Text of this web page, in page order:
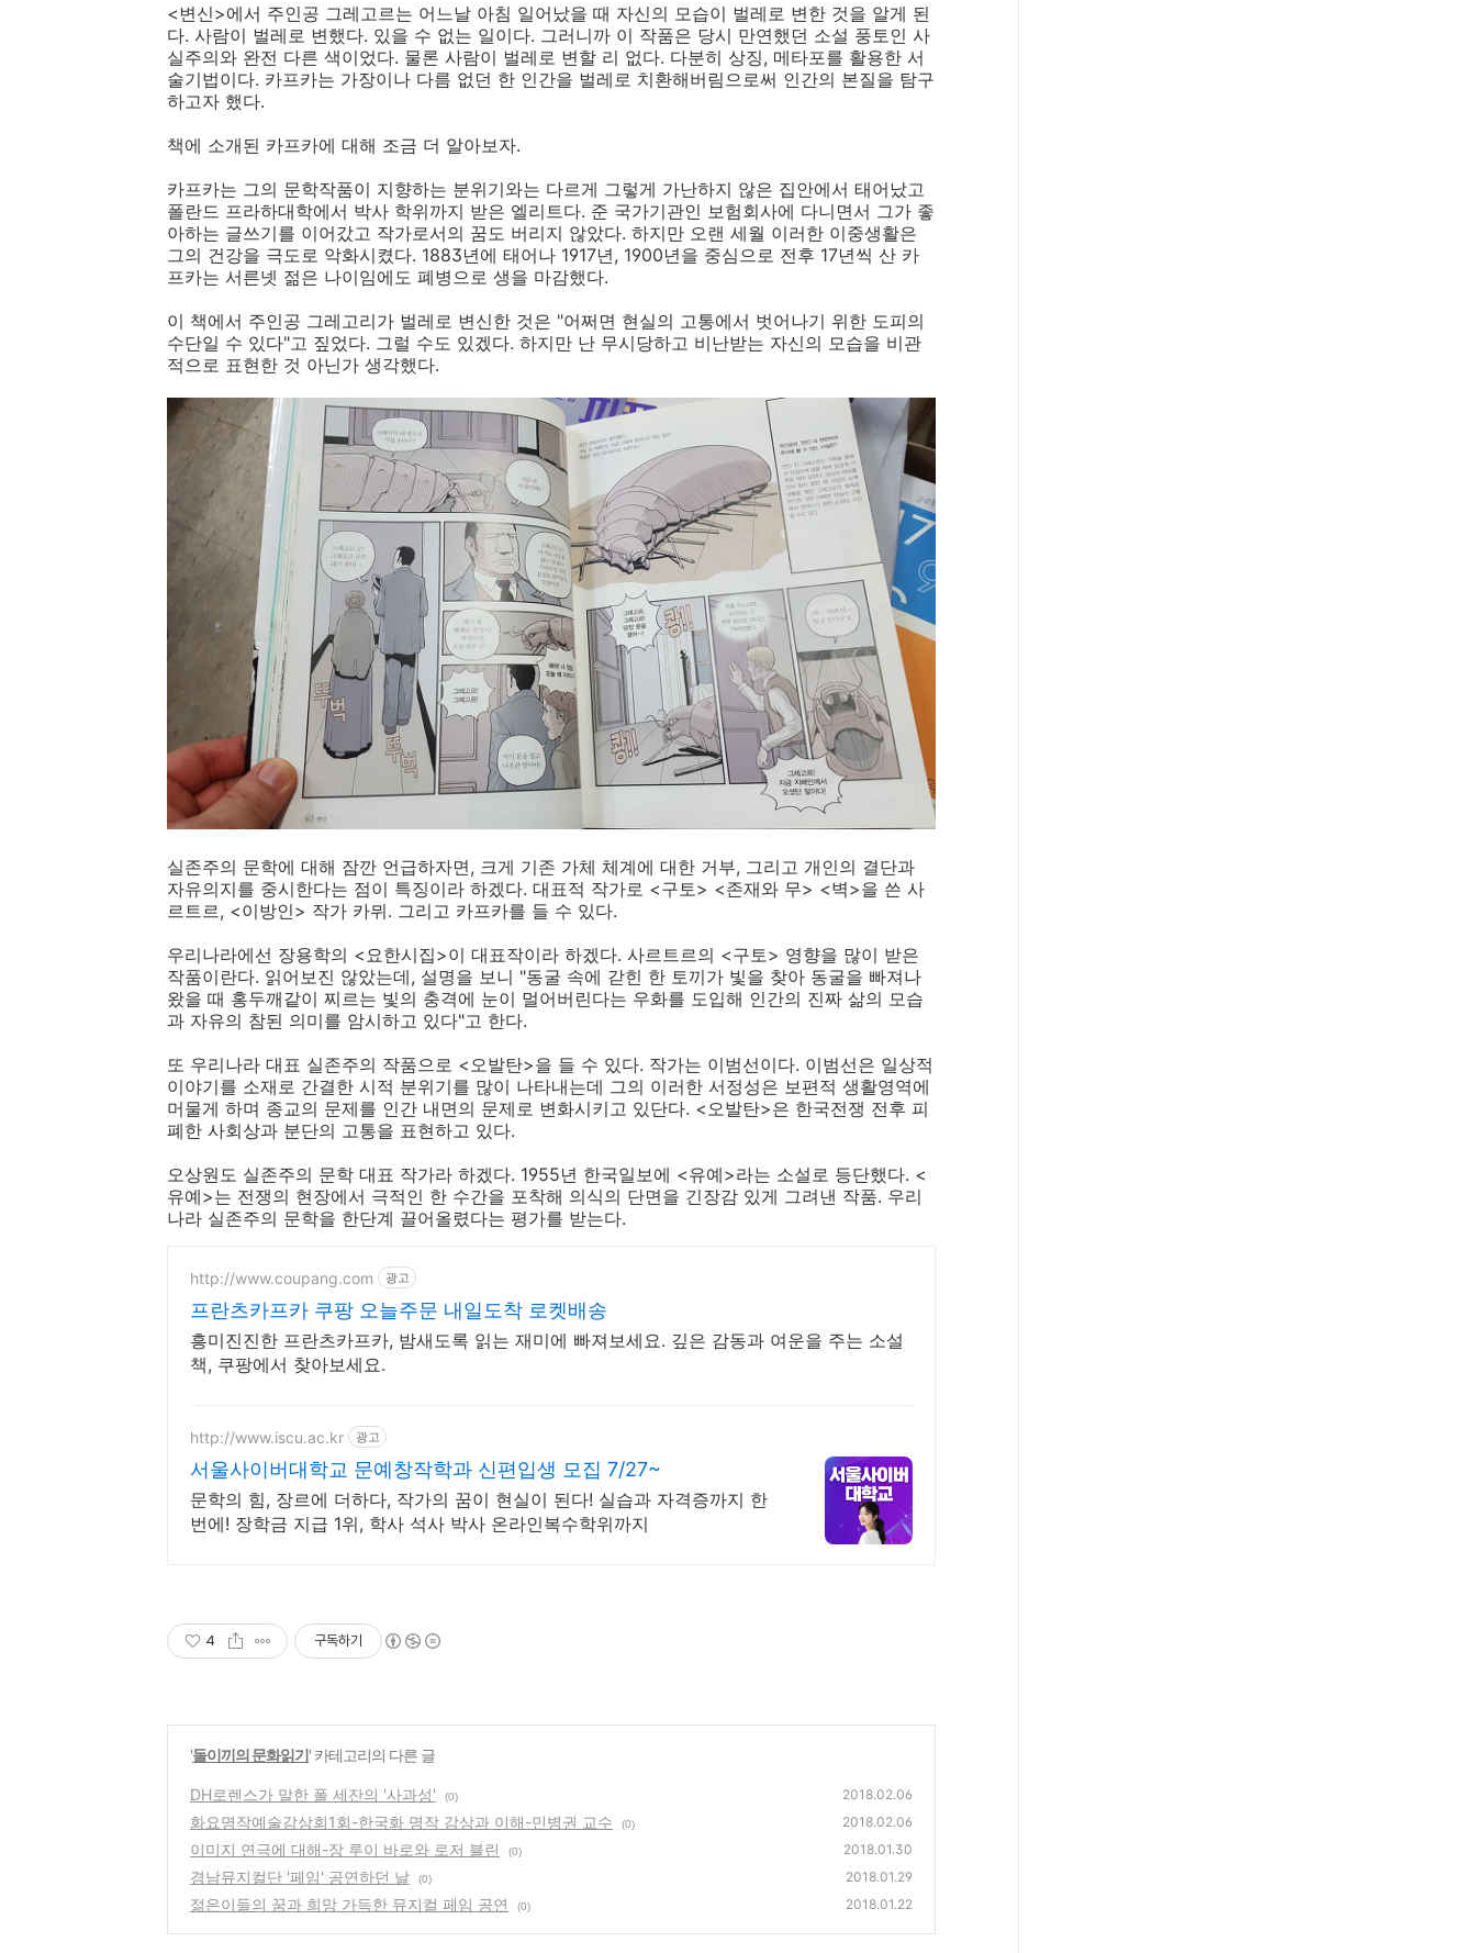
<변신>에서 주인공 그레고르는 어느날 아침 일어났을 때 자신의 모습이 벌레로 변한 것을 알게 된
다. 사람이 벌레로 변했다. 있을 수 없는 일이다. 그러니까 이 작품은 당시 만연했던 소설 풍토인 사
실주의와 완전 다른 색이었다. 물론 사람이 벌레로 변할 리 없다. 다분히 상징, 메타포를 활용한 서
술기법이다. 카프카는 가장이나 다름 없던 한 인간을 벌레로 치환해버림으로써 인간의 본질을 탐구
하고자 했다.
책에 소개된 카프카에 대해 조금 더 알아보자.
카프카는 그의 문학작품이 지향하는 분위기와는 다르게 그렇게 가난하지 않은 집안에서 태어났고
폴란드 프라하대학에서 박사 학위까지 받은 엘리트다. 준 국가기관인 보험회사에 다니면서 그가 좋
아하는 글쓰기를 이어갔고 작가로서의 꿈도 버리지 않았다. 하지만 오랜 세월 이러한 이중생활은
그의 건강을 극도로 악화시켰다. 1883년에 태어나 1917년, 1900년을 중심으로 전후 17년씩 산 카
프카는 서른넷 젊은 나이임에도 폐병으로 생을 마감했다.
이 책에서 주인공 그레고리가 벌레로 변신한 것은 "어쩌면 현실의 고통에서 벗어나기 위한 도피의
수단일 수 있다"고 짚었다. 그럴 수도 있겠다. 하지만 난 무시당하고 비난받는 자신의 모습을 비관
적으로 표현한 것 아닌가 생각했다.
실존주의 문학에 대해 잠깐 언급하자면, 크게 기존 가체 체계에 대한 거부, 그리고 개인의 결단과
자유의지를 중시한다는 점이 특징이라 하겠다. 대표적 작가로 <구토> <존재와 무> <벽>을 쓴 사
르트르, <이방인> 작가 카뮈. 그리고 카프카를 들 수 있다.
우리나라에선 장용학의 <요한시집>이 대표작이라 하겠다. 사르트르의 <구토> 영향을 많이 받은
작품이란다. 읽어보진 않았는데, 설명을 보니 "동굴 속에 갇힌 한 토끼가 빛을 찾아 동굴을 빠져나
왔을 때 홍두깨같이 찌르는 빛의 충격에 눈이 멀어버린다는 우화를 도입해 인간의 진짜 삶의 모습
과 자유의 참된 의미를 암시하고 있다"고 한다.
또 우리나라 대표 실존주의 작품으로 <오발탄>을 들 수 있다. 작가는 이범선이다. 이범선은 일상적
이야기를 소재로 간결한 시적 분위기를 많이 나타내는데 그의 이러한 서정성은 보편적 생활영역에
머물게 하며 종교의 문제를 인간 내면의 문제로 변화시키고 있단다. <오발탄>은 한국전쟁 전후 피
폐한 사회상과 분단의 고통을 표현하고 있다.
오상원도 실존주의 문학 대표 작가라 하겠다. 1955년 한국일보에 <유예>라는 소설로 등단했다. <
유예>는 전쟁의 현장에서 극적인 한 수간을 포착해 의식의 단면을 긴장감 있게 그려낸 작품. 우리
나라 실존주의 문학을 한단계 끌어올렸다는 평가를 받는다.
http://www.coupang.com 광고
프란츠카프카 쿠팡 오늘주문 내일도착 로켓배송
흥미진진한 프란츠카프카, 밤새도록 읽는 재미에 빠져보세요. 깊은 감동과 여운을 주는 소설
책, 쿠팡에서 찾아보세요.
http://www.iscu.ac.kr 광고
서울사이버대학교 문예창작학과 신편입생 모집 7/27~
문학의 힘, 장르에 더하다, 작가의 꿈이 현실이 된다! 실습과 자격증까지 한
번에! 장학금 지급 1위, 학사 석사 박사 온라인복수학위까지
4 구독하기
'돌이끼의 문화읽기' 카테고리의 다른 글
DH로렌스가 말한 폴 세잔의 '사과성' (0) 2018.02.06
화요명작예술감상회1회-한국화 명작 감상과 이해-민병권 교수 (0) 2018.02.06
이미지 연극에 대해-장 루이 바로와 로저 블린 (0) 2018.01.30
경남뮤지컬단 '페임' 공연하던 날 (0) 2018.01.29
젊은이들의 꿈과 희망 가득한 뮤지컬 페임 공연 (0) 2018.01.22